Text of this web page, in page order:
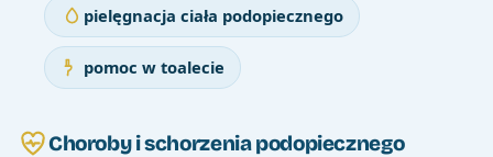
pielęgnacja ciała podopiecznego
pomoc w toalecie
Choroby i schorzenia podopiecznego